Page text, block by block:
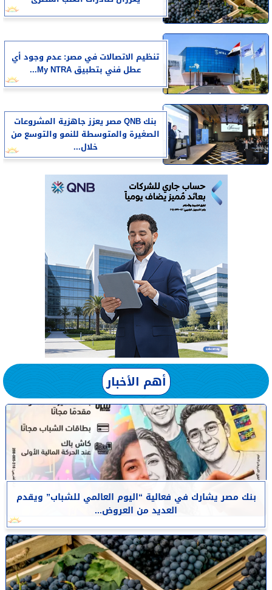
تنظيم الاتصالات في مصر: عدم وجود أي
عطل فني بتطبيق My NTRA...
بنك QNB مصر يعزز جاهزية المشروعات
الصغيرة والمتوسطة للنمو والتوسع من
خلال...
أهم الأخبار
بنك مصر يشارك في فعالية “اليوم العالمي للشباب” ويقدم
العديد من العروض...